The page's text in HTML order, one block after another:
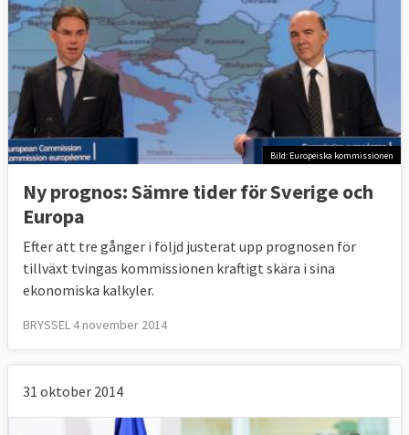
Bild: Europeiska kommissionen
Ny prognos: Sämre tider för Sverige och
Europa
Efter att tre gånger i följd justerat upp prognosen för
tillväxt tvingas kommissionen kraftigt skära i sina
ekonomiska kalkyler.
BRYSSEL 4 november 2014
31 oktober 2014